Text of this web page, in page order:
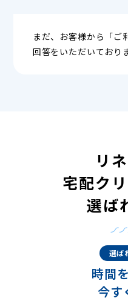
まだ、お客様から「ご
回答をいただいており
リ
宅配ク
選ば
選ば
時間
今す